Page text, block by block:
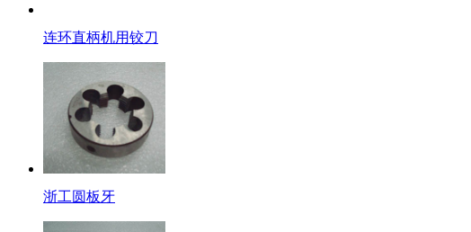
连环直柄机用铰刀
浙工圆板牙